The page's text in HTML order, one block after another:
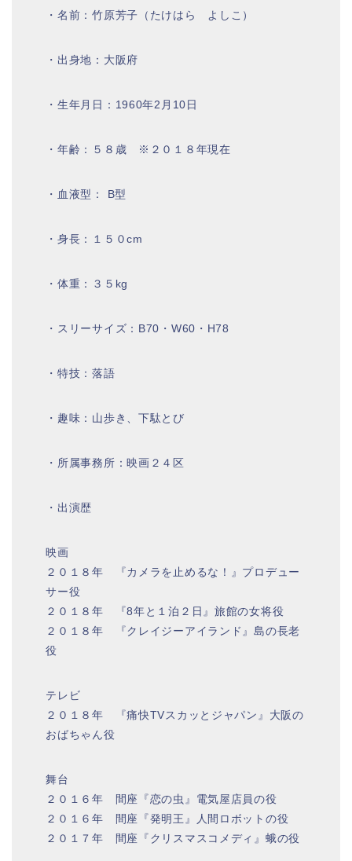
・名前：竹原芳子（たけはら よしこ）
・出身地：大阪府
・生年月日：1960年2月10日
・年齢：５８歳 ※２０１８年現在
・血液型： B型
・身長：１５０cm
・体重：３５kg
・スリーサイズ：B70・W60・H78
・特技：落語
・趣味：山歩き、下駄とび
・所属事務所：映画２４区
・出演歴
映画
２０１８年 『カメラを止めるな！』プロデュー
サー役
２０１８年 『8年と１泊２日』旅館の女将役
２０１８年 『クレイジーアイランド』島の長老
役
テレビ
２０１８年 『痛快TVスカッとジャパン』大阪の
おばちゃん役
舞台
２０１６年 間座『恋の虫』電気屋店員の役
２０１６年 間座『発明王』人間ロボットの役
２０１７年 間座『クリスマスコメディ』蛾の役